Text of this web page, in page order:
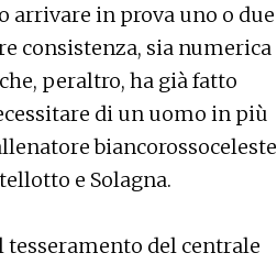
arrivare in prova uno o due
consistenza, sia numerica
peraltro, ha già fatto
di un uomo in più
biancorossoceleste
e Solagna.
del centrale